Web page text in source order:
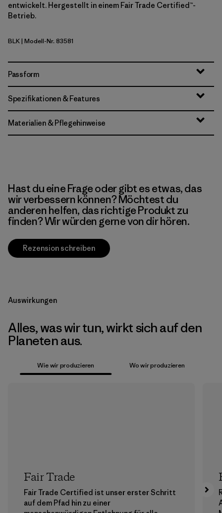
entwickelt. Hergestellt in einem Fair Trade Certified™-
Betrieb.
Black
BLK| Modell-Nr. 83581
Passform
Spezifikationen & Features
Materialien & Pflegehinweise
Hast du eine Frage oder gibt es etwas, das
wir verbessern können? Möchtest du
anderen helfen, das richtige Produkt zu
finden? Wir würden gerne von dir hören.
Rezension schreiben
Auswirkungen
Alles, was wir tun, wirkt sich auf den
Planeten aus.
Wie wir produzieren Wo wir produzieren
Fair Trade
Fair Trade Certified ist unser erster Schritt
auf dem Pfad hin zu einer